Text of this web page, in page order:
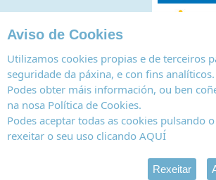
Política de cookies| Rexistro de actividades de
Aviso de Cookies
Utilizamos cookies propias e de terceiros
seguridade da páxina, e con fins analíticos.
Podes obter máis información, ou ben
na nosa Política de Cookies.
Podes aceptar todas as cookies pulsando
rexeitar o seu uso clicando AQUÍ
Rexeitar